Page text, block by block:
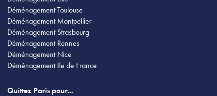
Déménagement Toulouse
Déménagement Montpellier
Déménagement Strasbourg
Déménagement Rennes
Déménagement Nice
Déménagement Ile de France
Quittez Paris pour...